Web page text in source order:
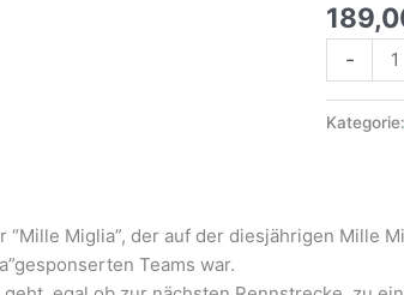
-
"Mille
Miglia"
Kategorie:
“Mille Miglia”, der auf der diesjährigen Mille
Teams war.